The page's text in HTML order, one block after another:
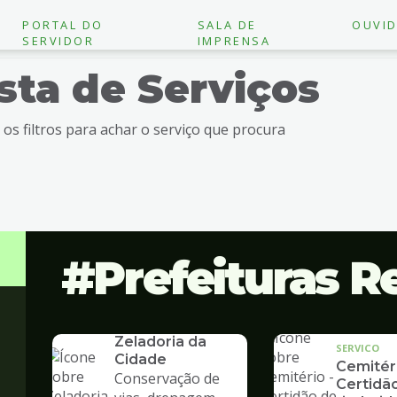
PORTAL DO
SERVIDOR
SALA DE
IMPRENSA
de Serviços
os filtros para achar o serviço que procura
Prefeituras
Zeladoria da
Cidade
Conservação de
SERVICO